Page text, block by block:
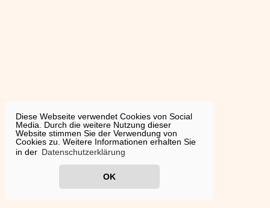
Diese Webseite verwendet Cookies von Social
Media. Durch die weitere Nutzung dieser
Website stimmen Sie der Verwendung von
Cookies zu. Weitere Informationen erhalten Sie
in der Datenschutzerklärung
OK